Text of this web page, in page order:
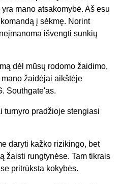
mano atsakomybė. Aš esu
į sėkmę. Norint
išvengti sunkių
dėl mūsų rodomo žaidimo,
žaidėjai aikštėje
Southgate'as.
turnyro pradžioje stengiasi
daryti kažko rizikingo, bet
žaisti rungtynėse. Tam tikrais
pritrūksta kokybės.